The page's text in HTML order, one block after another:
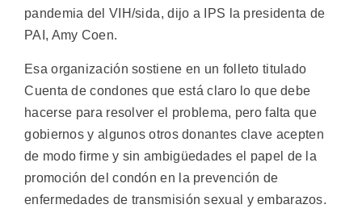
pandemia del VIH/sida, dijo a IPS la presidenta de
PAI, Amy Coen.
Esa organización sostiene en un folleto titulado
Cuenta de condones que está claro lo que debe
hacerse para resolver el problema, pero falta que
gobiernos y algunos otros donantes clave acepten
de modo firme y sin ambigüedades el papel de la
promoción del condón en la prevención de
enfermedades de transmisión sexual y embarazos.